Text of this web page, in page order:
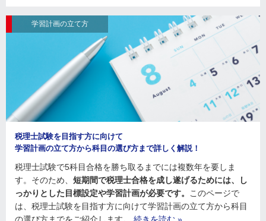
学習計画の立て方
税理士試験を目指す方に向けて
学習計画の立て方から科目の選び方まで詳しく解説！
税理士試験で5科目合格を勝ち取るまでには複数年を要しま
す。そのため、 短期間で税理士合格を成し遂げるためには、し
っかりとした目標設定や学習計画が必要です。
このページで
は、税理士試験を目指す方に向けて学習計画の立て方から科目